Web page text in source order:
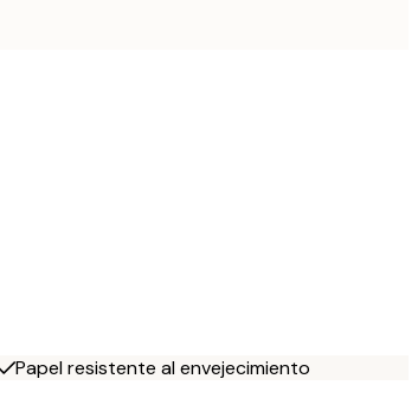
Papel resistente al envejecimiento